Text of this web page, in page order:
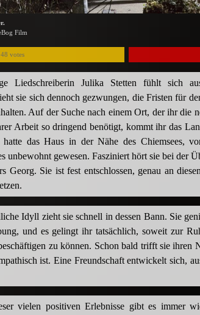
Film
48 votes
Liedschreiberin Julika Stetten fühlt sich
sie sich dennoch gezwungen, die Fristen für
Auf der Suche nach einem Ort, der ihr die
Arbeit so dringend benötigt, kommt ihr das
das Haus in der Nähe des Chiemsees,
unbewohnt gewesen. Fasziniert hört sie bei der
Georg. Sie ist fest entschlossen, genau an
Idyll zieht sie schnell in dessen Bann. Sie
und es gelingt ihr tatsächlich, soweit zur
zu können. Schon bald trifft sie ihren
ist. Eine Freundschaft entwickelt sich,
vielen positiven Erlebnisse gibt es immer